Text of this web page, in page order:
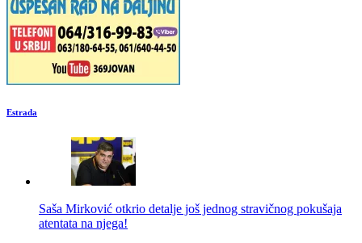
Estrada
Saša Mirković otkrio detalje još jednog stravičnog pokušaja
atentata na njega!